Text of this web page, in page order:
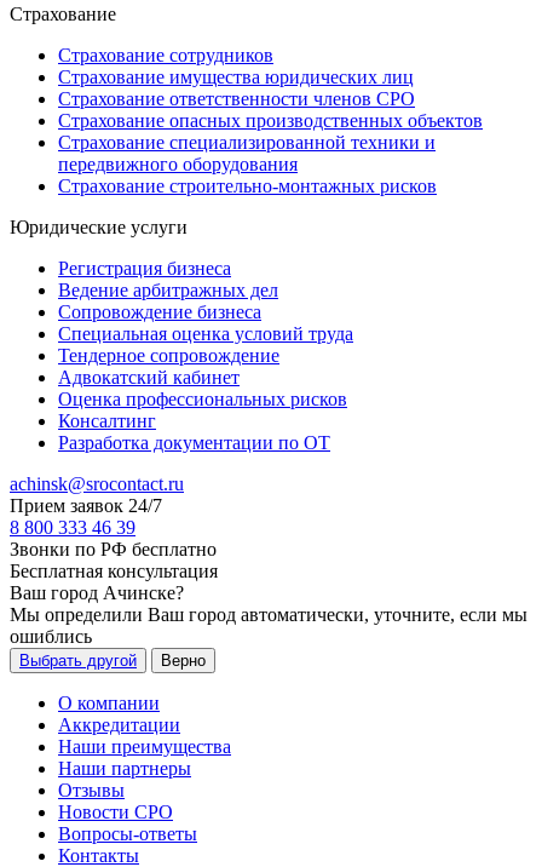
Страхование
Страхование сотрудников
Страхование имущества юридических лиц
Страхование ответственности членов СРО
Страхование опасных производственных объектов
Страхование специализированной техники и
передвижного оборудования
Страхование строительно-монтажных рисков
Юридические услуги
Регистрация бизнеса
Ведение арбитражных дел
Сопровождение бизнеса
Специальная оценка условий труда
Тендерное сопровождение
Адвокатский кабинет
Оценка профессиональных рисков
Консалтинг
Разработка документации по ОТ
achinsk@srocontact.ru
Прием заявок 24/7
8 800 333 46 39
Звонки по РФ бесплатно
Бесплатная консультация
Ваш город Ачинске?
Мы определили Ваш город автоматически, уточните, если мы
ошиблись
Выбрать другой Верно
О компании
Аккредитации
Наши преимущества
Наши партнеры
Отзывы
Новости СРО
Вопросы-ответы
Контакты